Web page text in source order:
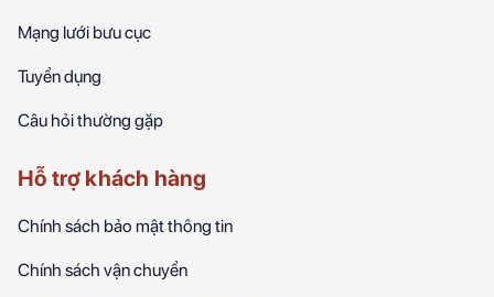
Mạng lưới bưu cục
Tuyển dụng
Câu hỏi thường gặp
Hỗ trợ khách hàng
Chính sách bảo mật thông tin
Chính sách vận chuyển